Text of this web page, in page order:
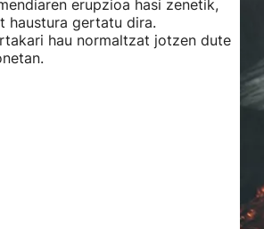
erupzioa hasi zenetik,
haustura gertatu dira.
hau normaltzat jotzen dute